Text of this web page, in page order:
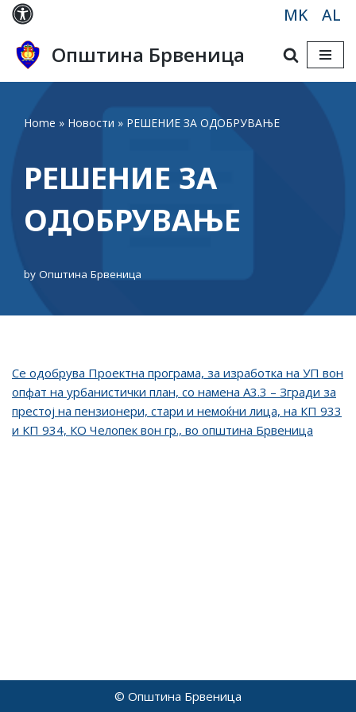
Skip
to
content
MK AL
Општина Брвеница
Home » Новости » РЕШЕНИЕ ЗА ОДОБРУВАЊЕ
РЕШЕНИЕ ЗА
ОДОБРУВАЊЕ
by Општина Брвеница
Се одобрува Проектна програма, за изработка на УП вон
опфат на урбанистички план, со намена А3.3 – Згради за
престој на пензионери, стари и немоќни лица, на КП 933
и КП 934, КО Челопек вон гр., во општина Брвеница
© Општина Брвеница